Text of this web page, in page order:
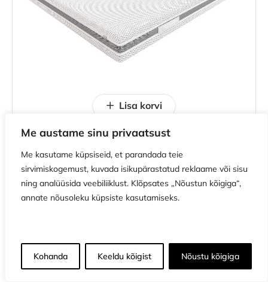
Me austame sinu privaatsust
Me kasutame küpsiseid, et parandada teie
sirvimiskogemust, kuvada isikupärastatud reklaame või sisu
ning analüüsida veebiliiklust. Klõpsates „Nõustun kõigiga“,
annate nõusoleku küpsiste kasutamiseks.
Kohanda Keeldu kõigist Nõustu kõigiga
TELLIMISEL
Maksa kolmes võrdses osas 3 x 223.33€
Lateks-vahtmadrats Hilding Melody
-10% sooduskupongiga
Lisa korvi